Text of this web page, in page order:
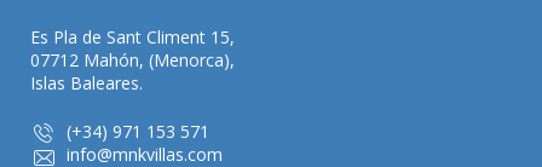
Es Pla de Sant Climent 15,
07712 Mahón, (Menorca),
Islas Baleares.
(+34) 971 153 571
info@mnkvillas.com